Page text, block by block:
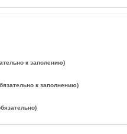
к заполению)
к заполнению)